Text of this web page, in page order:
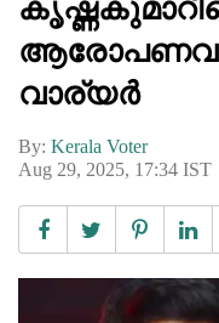
വാര്യർ
By: Kerala Voter
Aug 29, 2025, 17:34 IST